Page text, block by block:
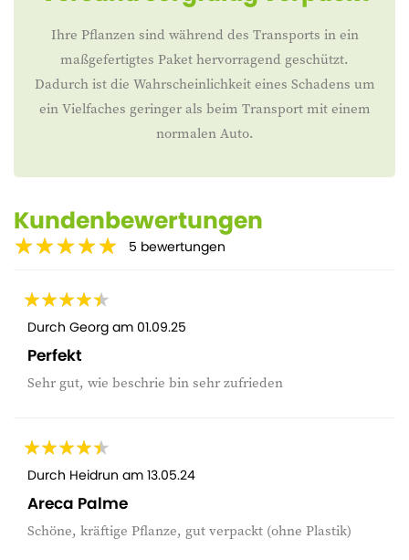
Ihre Pflanzen sind während des Transports in ein
maßgefertigtes Paket hervorragend geschützt.
Dadurch ist die Wahrscheinlichkeit eines Schadens um
ein Vielfaches geringer als beim Transport mit einem
normalen Auto.
Kundenbewertungen
5 bewertungen
Durch Georg am 01.09.25
Perfekt
Sehr gut, wie beschrie bin sehr zufrieden
Durch Heidrun am 13.05.24
Areca Palme
Schöne, kräftige Pflanze, gut verpackt (ohne Plastik)